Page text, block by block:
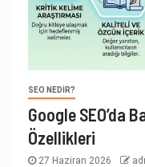
SEO NEDIR?
Google SEO’da
Özellikleri
27 Haziran 2026